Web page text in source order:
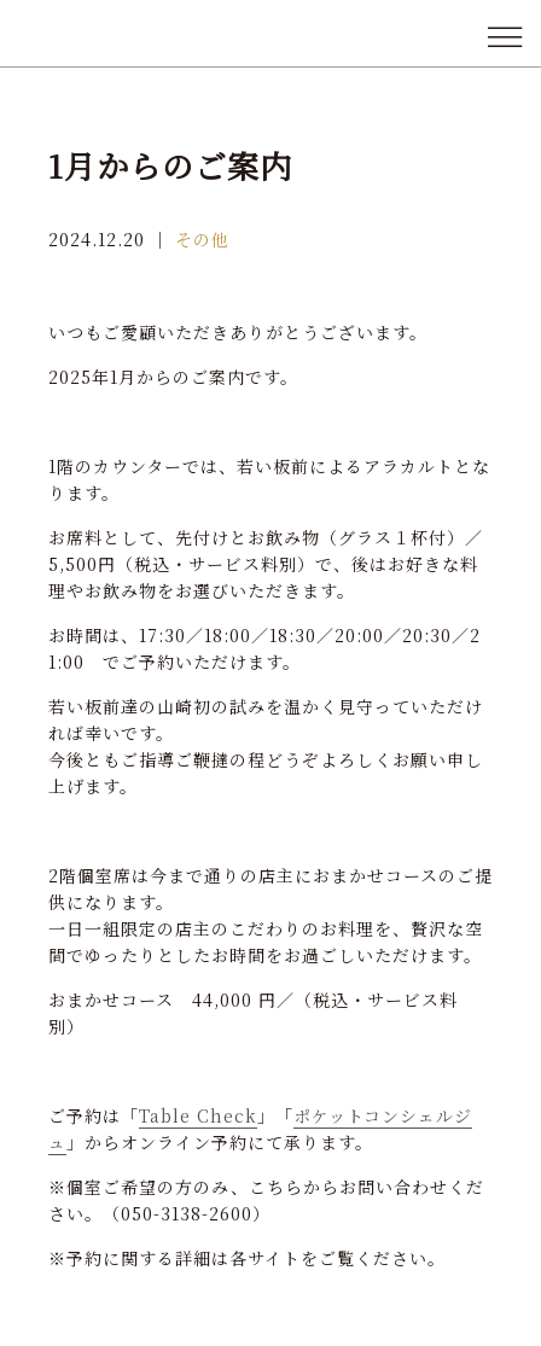
1月からのご案内
2024.12.20 ｜ その他
いつもご愛顧いただきありがとうございます。
2025年1月からのご案内です。
1階のカウンターでは、若い板前によるアラカルトとな
ります。
お席料として、先付けとお飲み物（グラス１杯付）／
5,500円（税込・サービス料別）で、後はお好きな料
理やお飲み物をお選びいただきます。
お時間は、17:30／18:00／18:30／20:00／20:30／2
1:00 でご予約いただけます。
若い板前達の山崎初の試みを温かく見守っていただけ
れば幸いです。
今後ともご指導ご鞭撻の程どうぞよろしくお願い申し
上げます。
2階個室席は今まで通りの店主におまかせコースのご提
供になります。
一日一組限定の店主のこだわりのお料理を、贅沢な空
間でゆったりとしたお時間をお過ごしいただけます。
おまかせコース 44,000 円／（税込・サービス料
別）
ご予約は「Table Check 」「ポケットコンシェルジ
ュ 」からオンライン予約にて承ります。
※個室ご希望の方のみ、こちらからお問い合わせくだ
さい。（050-3138-2600）
※予約に関する詳細は各サイトをご覧ください。